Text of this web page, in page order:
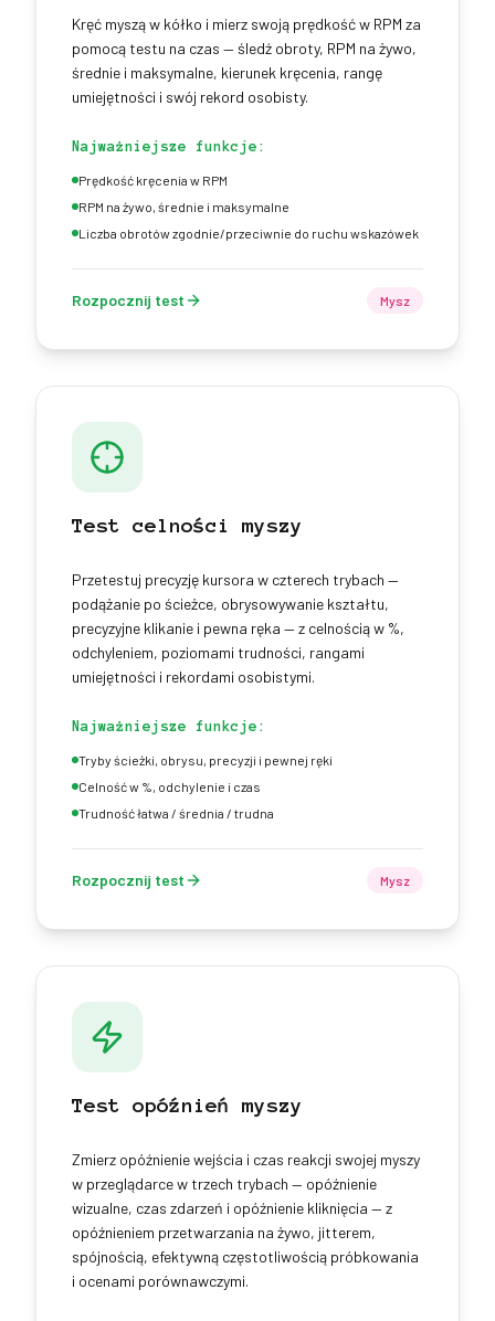
Kręć myszą w kółko i mierz swoją prędkość w RPM za
pomocą testu na czas — śledź obroty, RPM na żywo,
średnie i maksymalne, kierunek kręcenia, rangę
umiejętności i swój rekord osobisty.
Najważniejsze funkcje:
Prędkość kręcenia w RPM
RPM na żywo, średnie i maksymalne
Liczba obrotów zgodnie/przeciwnie do ruchu wskazówek
Rozpocznij test Mysz
Test celności myszy
Przetestuj precyzję kursora w czterech trybach —
podążanie po ścieżce, obrysowywanie kształtu,
precyzyjne klikanie i pewna ręka — z celnością w %,
odchyleniem, poziomami trudności, rangami
umiejętności i rekordami osobistymi.
Najważniejsze funkcje:
Tryby ścieżki, obrysu, precyzji i pewnej ręki
Celność w %, odchylenie i czas
Trudność łatwa / średnia / trudna
Rozpocznij test Mysz
Test opóźnień myszy
Zmierz opóźnienie wejścia i czas reakcji swojej myszy
w przeglądarce w trzech trybach — opóźnienie
wizualne, czas zdarzeń i opóźnienie kliknięcia — z
opóźnieniem przetwarzania na żywo, jitterem,
spójnością, efektywną częstotliwością próbkowania
i ocenami porównawczymi.